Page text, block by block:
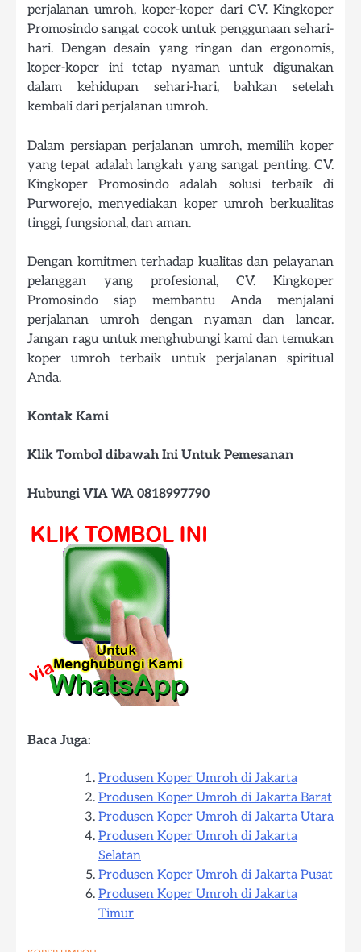
perjalanan umroh, koper-koper dari CV. Kingkoper
Promosindo sangat cocok untuk penggunaan sehari-
hari. Dengan desain yang ringan dan ergonomis,
koper-koper ini tetap nyaman untuk digunakan
dalam kehidupan sehari-hari, bahkan setelah
kembali dari perjalanan umroh.
Dalam persiapan perjalanan umroh, memilih koper
yang tepat adalah langkah yang sangat penting. CV.
Kingkoper Promosindo adalah solusi terbaik di
Purworejo, menyediakan koper umroh berkualitas
tinggi, fungsional, dan aman.
Dengan komitmen terhadap kualitas dan pelayanan
pelanggan yang profesional, CV. Kingkoper
Promosindo siap membantu Anda menjalani
perjalanan umroh dengan nyaman dan lancar.
Jangan ragu untuk menghubungi kami dan temukan
koper umroh terbaik untuk perjalanan spiritual
Anda.
Kontak Kami
Klik Tombol dibawah Ini Untuk Pemesanan
Hubungi VIA WA 0818997790
Baca Juga:
Produsen Koper Umroh di Jakarta
Produsen Koper Umroh di Jakarta Barat
Produsen Koper Umroh di Jakarta Utara
Produsen Koper Umroh di Jakarta
Selatan
Produsen Koper Umroh di Jakarta Pusat
Produsen Koper Umroh di Jakarta
Timur